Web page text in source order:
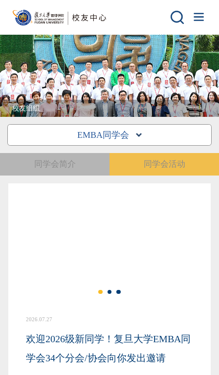
校友组织
EMBA同学会
同学会简介 同学会活动
2026.07.27
欢迎2026级新同学！复旦大学EMBA同
学会34个分会/协会向你发出邀请